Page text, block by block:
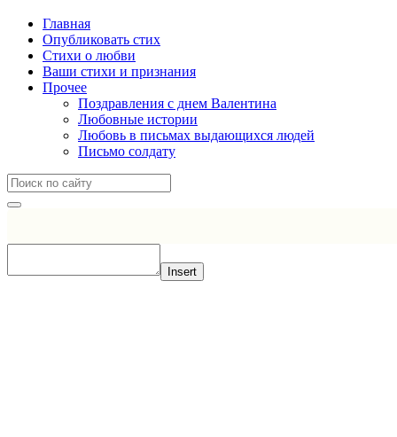
Главная
Опубликовать стих
Стихи о любви
Ваши стихи и признания
Прочее
Поздравления с днем Валентина
Любовные истории
Любовь в письмах выдающихся людей
Письмо солдату
Insert